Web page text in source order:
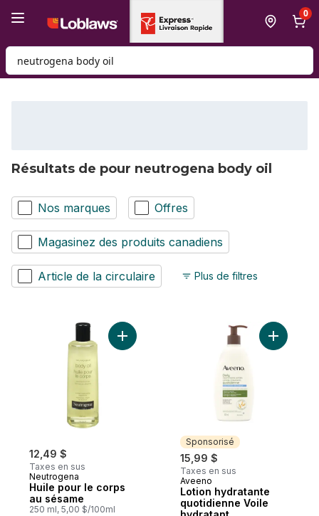
0
Rechercher des produits
Résultats de pour neutrogena body oil
Nos marques Offres
Magasinez des produits canadiens
Article de la circulaire Plus de filtres
12,49 $
Taxes en sus
Neutrogena
Huile pour le corps
au sésame
250 ml, 5,00 $/100ml
Ajouter Huile pour le corps au sésame au
Sponsorisé
15,99 $
Taxes en sus
Sponsorisé
Aveeno
Lotion hydratante
quotidienne Voile
Ajouter